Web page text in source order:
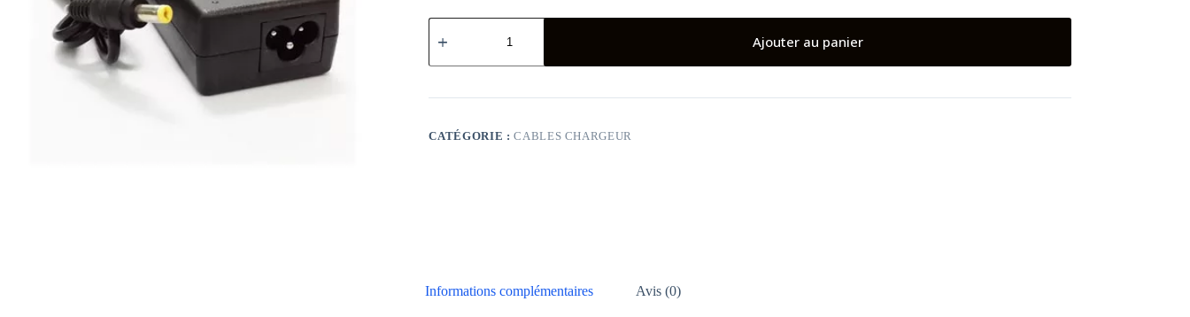
quantité
de
Adaptable
19V
3.42A
Ajouter au panier
CATÉGORIE :CABLES CHARGEUR
Informations complémentaires Avis (0)